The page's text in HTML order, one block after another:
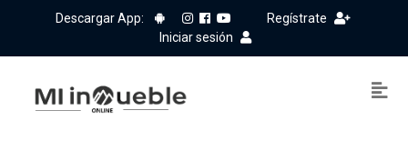
Descargar App:
Regístrate
Iniciar sesión